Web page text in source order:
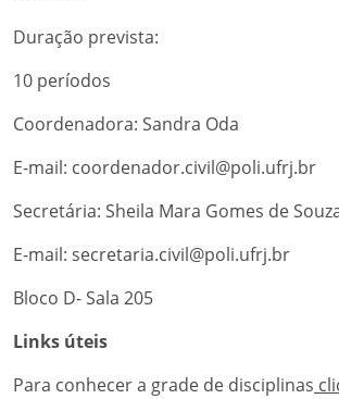
Duração prevista:
10 períodos
Coordenadora: Sandra Oda
E-mail: coordenador.civil@poli.ufrj.br
Secretária: Sheila Mara Gomes de
E-mail: secretaria.civil@poli.ufrj.br
Bloco D- Sala 205
Links úteis
Para conhecer a grade de disciplinas